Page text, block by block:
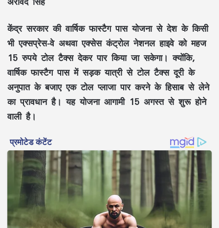
केंद्र सरकार की वार्षिक फास्टैग पास योजना से देश के किसी
भी एक्सप्रेस-वे अथवा एक्सेस कंट्रोल नेशनल हाइवे को महज
15 रुपये टोल टैक्स देकर पार किया जा सकेगा। क्योंकि,
वार्षिक फास्टैग पास में सड़क यात्री से टोल टैक्स दूरी के
अनुपात के बजाए एक टोल प्लाजा पार करने के हिसाब से लेने
का प्रावधान है। यह योजना आगामी 15 अगस्त से शुरू होने
वाली है।